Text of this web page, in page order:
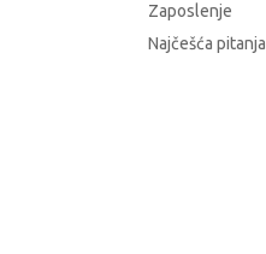
Zaposlenje
Najčešća pitanja